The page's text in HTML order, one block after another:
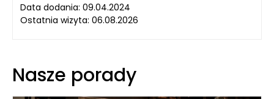
Data dodania: 09.04.2024
Ostatnia wizyta: 06.08.2026
Nasze porady